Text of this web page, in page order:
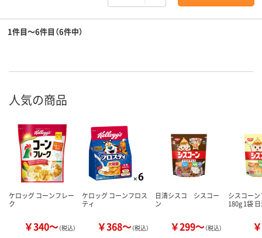
1件目～6件目（6件中）
人気の商品
ケロッグ コーンフレー
ク
￥340～（税込）
ケロッグ コーンフロス
ティ
￥368～（税込）
日清シスコ シスコー
ン
￥299～（税込）
シスコー
180g 1袋